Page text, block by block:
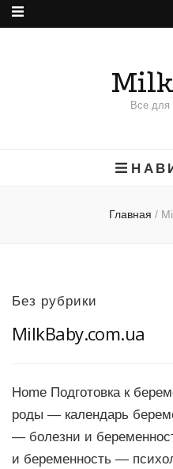
Все для
Главная /
Без рубрики
MilkBaby.com.ua
Home Подготовка к
роды — календарь
— болезни и
и беременность —